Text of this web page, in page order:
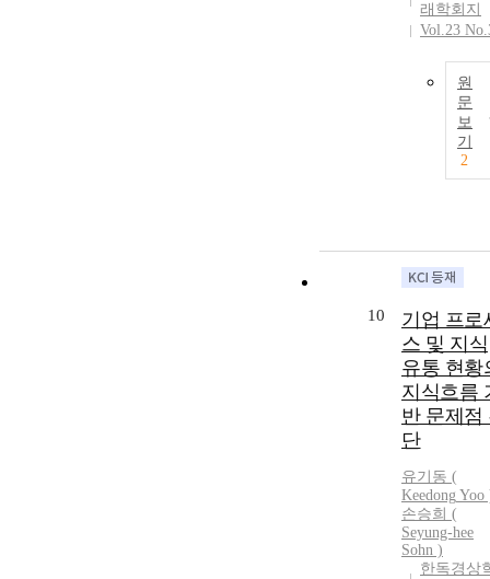
래학회지
Vol.23
원
문
보
기
2
10
기업 프로
스 및 지식
유통 현황
지식흐름
반 문제점
단
유기동 (
Keedong Yoo
손승희 (
Seyung-hee
Sohn )
한독경상